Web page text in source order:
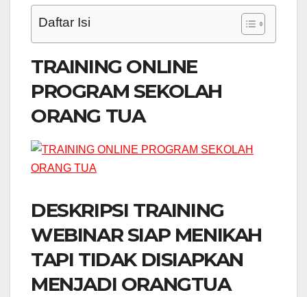
Daftar Isi
TRAINING ONLINE
PROGRAM SEKOLAH
ORANG TUA
DESKRIPSI TRAINING
WEBINAR SIAP MENIKAH
TAPI TIDAK DISIAPKAN
MENJADI ORANGTUA